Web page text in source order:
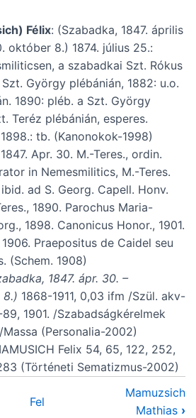
Félix: (Szabadka, 1847. április
október 8.) 1874. július 25.:
a szabadkai Szt. Rókus
György plébánián, 1882: u.o.
1890: pléb. a Szt. György
Teréz plébánián, esperes.
1898.: tb. (Kanonokok-1998)
Apr. 30. M.-Teres., ordin.
in Nemesmilitics, M.-Teres.
ad S. Georg. Capell. Honv.
1890. Parochus Maria-
1898. Canonicus Honor., 1901.
Praepositus de Caidel seu
(Schem. 1908)
1847. ápr. 30. –
8.) 1868-1911, 0,03 ifm /Szül. akv-
1901. /Szabadságkérelmek
(Personalia-2002)
Felix 54, 65, 122, 252,
(Történeti Sematizmus-2002)
Fel
Mamuzsich
Mathias ›